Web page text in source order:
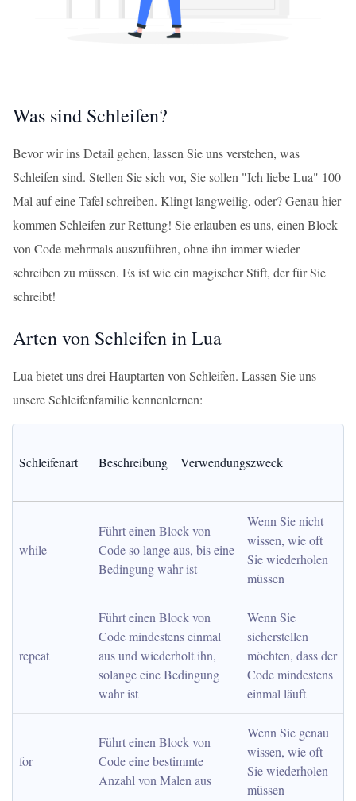
Was sind Schleifen?
Bevor wir ins Detail gehen, lassen Sie uns verstehen, was
Schleifen sind. Stellen Sie sich vor, Sie sollen "Ich liebe Lua" 100
Mal auf eine Tafel schreiben. Klingt langweilig, oder? Genau hier
kommen Schleifen zur Rettung! Sie erlauben es uns, einen Block
von Code mehrmals auszuführen, ohne ihn immer wieder
schreiben zu müssen. Es ist wie ein magischer Stift, der für Sie
schreibt!
Arten von Schleifen in Lua
Lua bietet uns drei Hauptarten von Schleifen. Lassen Sie uns
unsere Schleifenfamilie kennenlernen:
Schleifenart Beschreibung Verwendungszweck
while
Führt einen Block von
Code so lange aus, bis eine
Bedingung wahr ist
Wenn Sie nicht
wissen, wie oft
Sie wiederholen
müssen
repeat
Führt einen Block von
Code mindestens einmal
aus und wiederholt ihn,
solange eine Bedingung
wahr ist
Wenn Sie
sicherstellen
möchten, dass der
Code mindestens
einmal läuft
for
Führt einen Block von
Code eine bestimmte
Anzahl von Malen aus
Wenn Sie genau
wissen, wie oft
Sie wiederholen
müssen